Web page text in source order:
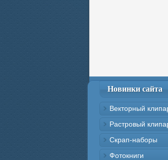
Новинки сайта
Векторный
Растровый
Скрап-наборы
Фотокниги